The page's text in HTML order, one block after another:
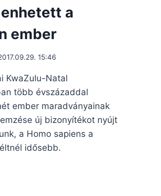
a
ember
15:46
KwaZulu-Natal
több évszázaddal
ember maradványainak
új bizonyítékot nyújt
a Homo sapiens a
idősebb.